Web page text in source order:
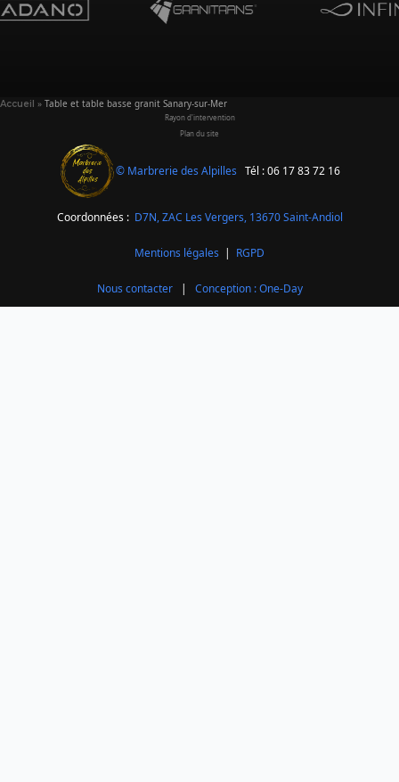
Accueil » Table et table basse granit Sanary-sur-Mer
Rayon d'intervention
Plan du site
© Marbrerie des Alpilles Tél : 06 17 83 72 16
Coordonnées : D7N, ZAC Les Vergers, 13670 Saint-Andiol
Mentions légales | RGPD
Nous contacter| Conception : One-Day